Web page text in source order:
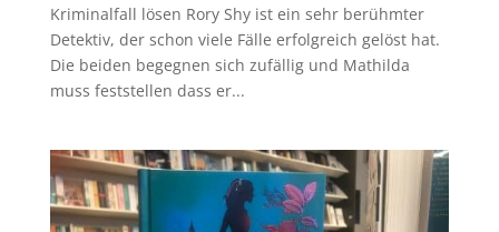
Kriminalfall lösen Rory Shy ist ein sehr berühmter
Detektiv, der schon viele Fälle erfolgreich gelöst hat.
Die beiden begegnen sich zufällig und Mathilda
muss feststellen dass er...